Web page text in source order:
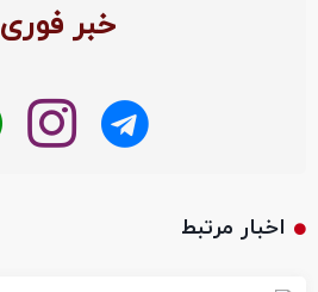
خبر فوری
اخبار مرتبط